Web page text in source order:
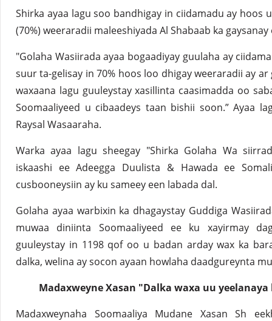
Shirka ayaa lagu soo bandhigay in ciidamadu ay hoos
(70%) weeraradii maleeshiyada Al Shabaab ka gaysanay
"Golaha Wasiirada ayaa bogaadiyay guulaha ay
suur ta-gelisay in 70% hoos loo dhigay weeraradii ay
waxaana lagu guuleystay xasillinta caasimadda oo
Soomaaliyeed u cibaadeys taan bishii soon.” Ayaa
Raysal Wasaaraha.
Warka ayaa lagu sheegay "Shirka Golaha Wa
iskaashi ee Adeegga Duulista & Hawada ee
cusbooneysiin ay ku sameey een labada dal.
Golaha ayaa warbixin ka dhagaystay Guddiga
muwaa diniinta Soomaaliyeed ee ku xayirmay
guuleystay in 1198 qof oo u badan arday wax ka
dalka, welina ay socon ayaan howlaha daadgureynta
Madaxweyne Xasan "Dalka waxa uu
Madaxweynaha Soomaaliya Mudane Xasan Sh